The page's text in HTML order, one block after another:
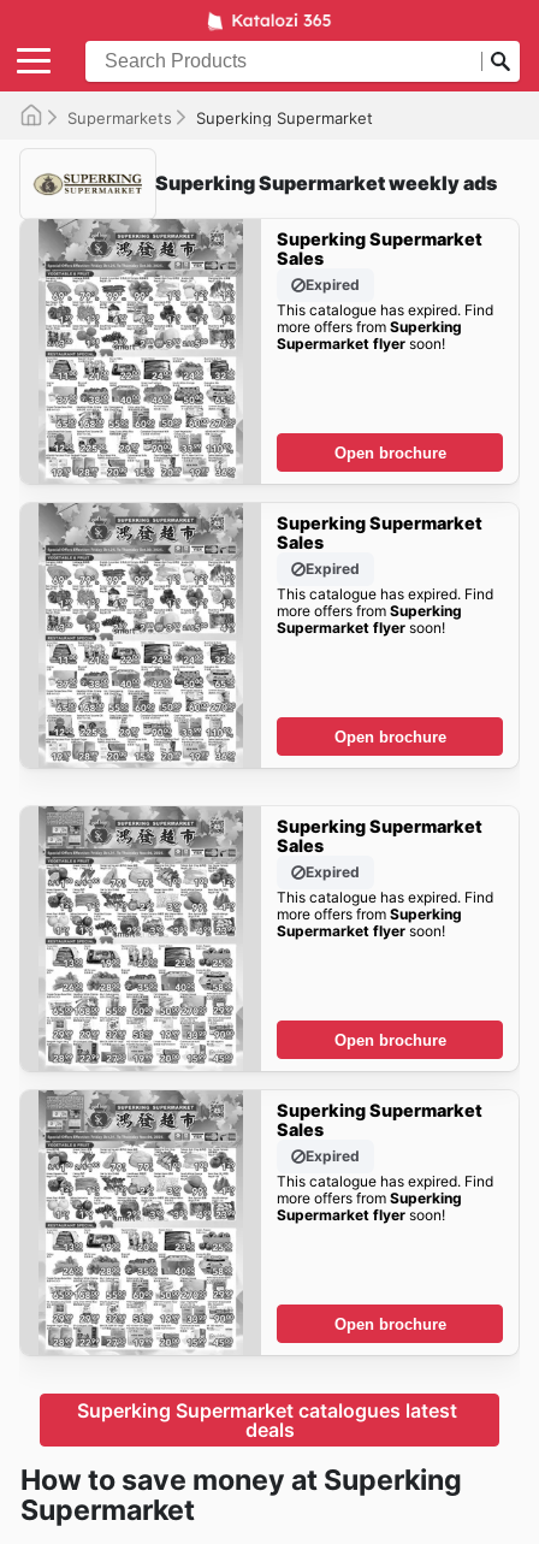
Supermarkets Superking Supermarket
Superking Supermarket weekly ads
Superking Supermarket
Sales
Expired
This catalogue has expired. Find
more offers from Superking
Supermarket flyersoon!
Open brochure
Superking Supermarket
Sales
Expired
This catalogue has expired. Find
more offers from Superking
Supermarket flyersoon!
Open brochure
Superking Supermarket
Sales
Expired
This catalogue has expired. Find
more offers from Superking
Supermarket flyersoon!
Open brochure
Superking Supermarket
Sales
Expired
This catalogue has expired. Find
more offers from Superking
Supermarket flyersoon!
Open brochure
Superking Supermarket catalogues latest
deals
How to save money at Superking
Supermarket